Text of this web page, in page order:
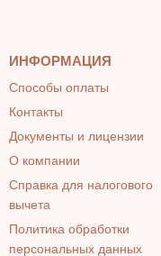
ИНФОРМАЦИЯ
Способы оплаты
Контакты
Документы и лицензии
О компании
Справка для налогового
вычета
Политика обработки
персональных данных